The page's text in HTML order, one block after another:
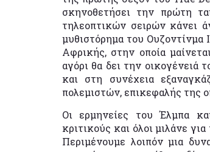
σκηνοθετήσει την πρώτη
τηλεοπτικών σειρών κάνει
μυθιστόρημα του Ουζοντίνμα
Αφρικής, στην οποία
αγόρι θα δει την οικογένειά
και στη συνέχεια
πολεμιστών, επικεφαλής της
Οι ερμηνείες του Έλμπα
κριτικούς και όλοι μιλάνε
Περιμένουμε λοιπόν μια